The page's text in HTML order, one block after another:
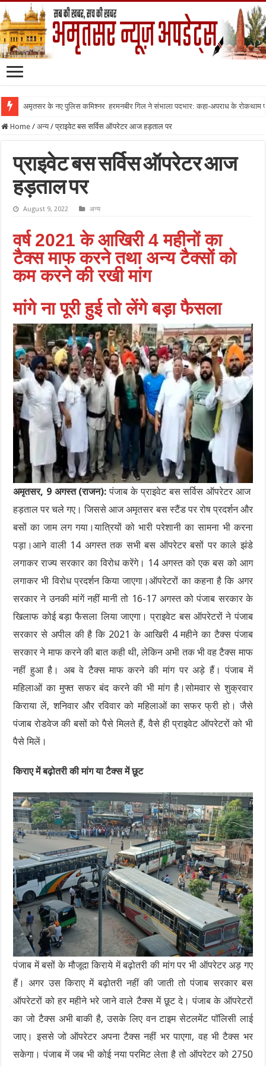
अमृतसर के नए पुलिस कमिश्नर हरमनबीर गिल ने संभाला पदभार: कहा-अपराध के रोकथाम
Home / अन्य / प्राइवेट बस सर्विस ऑपरेटर आज हड़ताल पर
प्राइवेट बस सर्विस ऑपरेटर आज
हड़ताल पर
August 9, 2022 अन्य
वर्ष 2021 के आखिरी 4 महीनों का
टैक्स माफ करने तथा अन्य टैक्सों को
कम करने की रखी मांग
मांगे ना पूरी हुई तो लेंगे बड़ा फैसला
अमृतसर, 9 अगस्त (राजन): पंजाब के प्राइवेट बस सर्विस ऑपरेटर आज
हड़ताल पर चले गए। जिससे आज अमृतसर बस स्टैंड पर रोष प्रदर्शन और
बसों का जाम लग गया।यात्रियों को भारी परेशानी का सामना भी करना
पड़ा।आने वाली 14 अगस्त तक सभी बस ऑपरेटर बसों पर काले झंडे
लगाकर राज्य सरकार का विरोध करेंगे। 14 अगस्त को एक बस को आग
लगाकर भी विरोध प्रदर्शन किया जाएगा।ऑपरेटरों का कहना है कि अगर
सरकार ने उनकी मांगें नहीं मानी तो 16-17 अगस्त को पंजाब सरकार के
खिलाफ कोई बड़ा फैसला लिया जाएगा। प्राइवेट बस ऑपरेटरों ने पंजाब
सरकार से अपील की है कि 2021 के आखिरी 4 महीने का टैक्स पंजाब
सरकार ने माफ करने की बात कही थी, लेकिन अभी तक भी वह टैक्स माफ
नहीं हुआ है। अब वे टैक्स माफ करने की मांग पर अड़े हैं। पंजाब में
महिलाओं का मुफ्त सफर बंद करने की भी मांग है।सोमवार से शुक्रवार
किराया लें, शनिवार और रविवार को महिलाओं का सफर फ्री हो। जैसे
पंजाब रोडवेज की बसों को पैसे मिलते हैं, वैसे ही प्राइवेट ऑपरेटरों को भी
पैसे मिलें।
किराए में बढ़ोतरी की मांग या टैक्स में छूट
पंजाब में बसों के मौजूदा किराये में बढ़ोतरी की मांग पर भी ऑपरेटर अड़ गए
हैं। अगर उस किराए में बढ़ोतरी नहीं की जाती तो पंजाब सरकार बस
ऑपरेटरों को हर महीने भरे जाने वाले टैक्स में छूट दे। पंजाब के ऑपरेटरों
का जो टैक्स अभी बाकी है, उसके लिए वन टाइम सेटलमेंट पॉलिसी लाई
जाए। इससे जो ऑपरेटर अपना टैक्स नहीं भर पाएगा, वह भी टैक्स भर
सकेगा। पंजाब में जब भी कोई नया परमिट लेता है तो ऑपरेटर को 2750